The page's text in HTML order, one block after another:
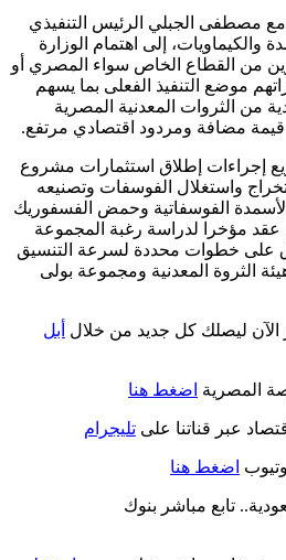
مع مصطفى الجبلي الرئيس التنفيذي
إلى اهتمام الوزارة
من القطاع الخاص سواء المصري أو
موضع التنفيذ الفعلى بما يسهم
من الثروات المعدنية المصرية
قيمة مضافة ومردود اقتصادي مرتفع.
إجراءات إطلاق استثمارات مشروع
واستغلال الفوسفات وتصنيعه
الأسمدة الفوسفاتية وحمض الفسفوريك
مؤخرا لدراسة رغبة المجموعة
على خطوات محددة لسرعة التنسيق
الثروة المعدنية ومجموعة بولى
ليصلك كل جديد من خلال أبل
المصرية اضغط هنا
عبر قناتنا على تليجرام
اضغط هنا
تابع مباشر بنوك